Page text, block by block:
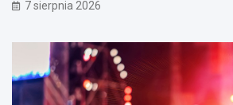
7 sierpnia 2026